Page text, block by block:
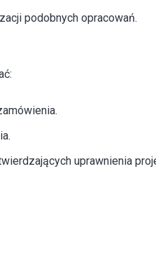
podobnych opracowań.
uprawnienia